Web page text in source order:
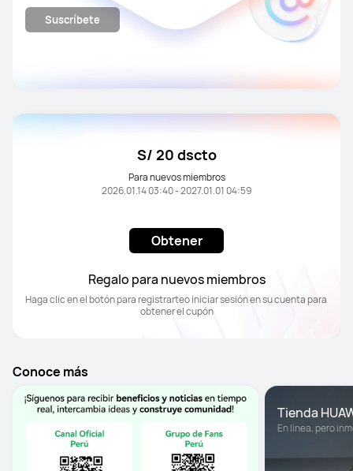
Suscríbete
S/ 20 dscto
Para nuevos miembros
2026.01.14 03:40 - 2027.01.01 04:59
Obtener
Regalo para nuevos miembros
Haga clic en el botón para registrarteo iniciar sesión en su cuenta para
obtener el cupón
Conoce más
Tienda
En línea, pero